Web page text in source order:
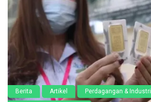
Berita Artikel Perdagangan & Industri